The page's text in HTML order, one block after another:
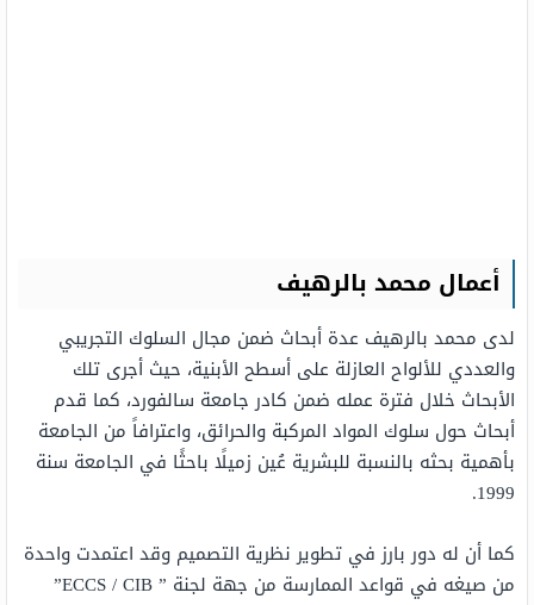
أعمال محمد بالرهيف
لدى محمد بالرهيف عدة أبحاث ضمن مجال السلوك التجريبي
والعددي للألواح العازلة على أسطح الأبنية، حيث أجرى تلك
الأبحاث خلال فترة عمله ضمن كادر جامعة سالفورد، كما قدم
أبحاث حول سلوك المواد المركبة والحرائق، واعترافاً من الجامعة
بأهمية بحثه بالنسبة للبشرية عُين زميلًا باحثًا في الجامعة سنة
1999.
كما أن له دور بارز في تطوير نظرية التصميم وقد اعتمدت واحدة
من صيغه في قواعد الممارسة من جهة لجنة ” ECCS / CIB”